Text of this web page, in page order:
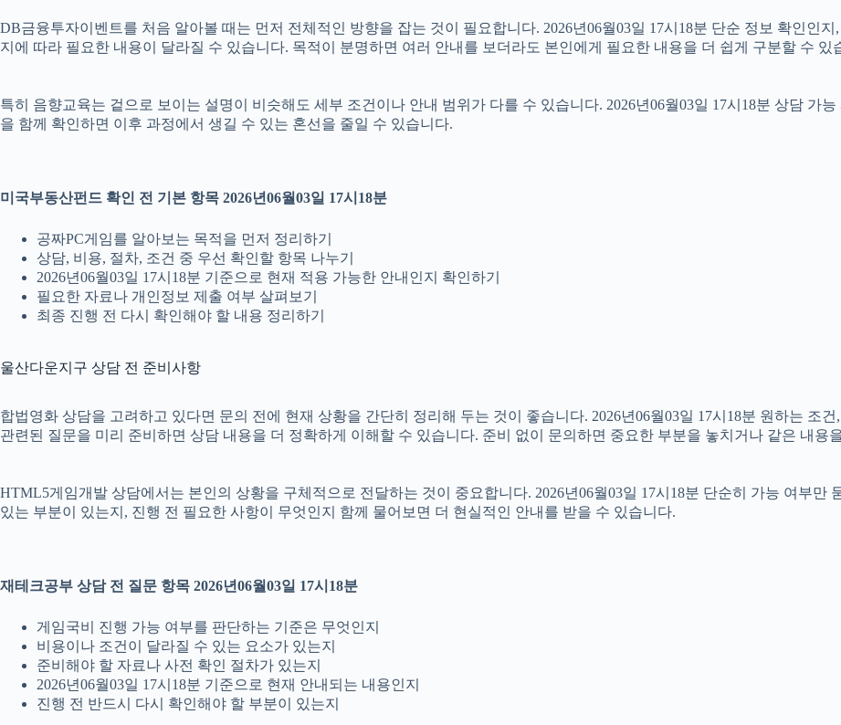
DB금융투자이벤트를 처음 알아볼 때는 먼저 전체적인 방향을 잡는 것이 필요합니다. 2026년06월03일 17시18분 단순 정보 확인인
지에 따라 필요한 내용이 달라질 수 있습니다. 목적이 분명하면 여러 안내를 보더라도 본인에게 필요한 내용을 더 쉽게 구분할 수 있
특히 음향교육는 겉으로 보이는 설명이 비슷해도 세부 조건이나 안내 범위가 다를 수 있습니다. 2026년06월03일 17시18분 상담 가
을 함께 확인하면 이후 과정에서 생길 수 있는 혼선을 줄일 수 있습니다.
미국부동산펀드 확인 전 기본 항목 2026년06월03일 17시18분
공짜PC게임를 알아보는 목적을 먼저 정리하기
상담, 비용, 절차, 조건 중 우선 확인할 항목 나누기
2026년06월03일 17시18분 기준으로 현재 적용 가능한 안내인지 확인하기
필요한 자료나 개인정보 제출 여부 살펴보기
최종 진행 전 다시 확인해야 할 내용 정리하기
울산다운지구 상담 전 준비사항
합법영화 상담을 고려하고 있다면 문의 전에 현재 상황을 간단히 정리해 두는 것이 좋습니다. 2026년06월03일 17시18분 원하는 조
관련된 질문을 미리 준비하면 상담 내용을 더 정확하게 이해할 수 있습니다. 준비 없이 문의하면 중요한 부분을 놓치거나 같은 내용
HTML5게임개발 상담에서는 본인의 상황을 구체적으로 전달하는 것이 중요합니다. 2026년06월03일 17시18분 단순히 가능 여부만
있는 부분이 있는지, 진행 전 필요한 사항이 무엇인지 함께 물어보면 더 현실적인 안내를 받을 수 있습니다.
재테크공부 상담 전 질문 항목 2026년06월03일 17시18분
게임국비 진행 가능 여부를 판단하는 기준은 무엇인지
비용이나 조건이 달라질 수 있는 요소가 있는지
준비해야 할 자료나 사전 확인 절차가 있는지
2026년06월03일 17시18분 기준으로 현재 안내되는 내용인지
진행 전 반드시 다시 확인해야 할 부분이 있는지